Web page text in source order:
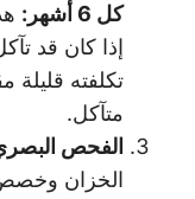
كل 6 أشهر
:
تكلفته قليلة
متآكل.
الفحص البصري